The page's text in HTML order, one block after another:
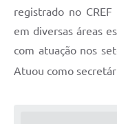
registrado no CREF
em diversas áreas
com atuação nos
Atuou como